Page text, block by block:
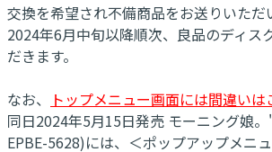
交換を希望され不備商品をお送りいただ
2024年6月中旬以降順次、良品のディス
だきます。
なお、
トップメニュー画面には間違いは
同日2024年5月15日発売 モーニング娘
EPBE-5628)には、＜ポップアップメニ